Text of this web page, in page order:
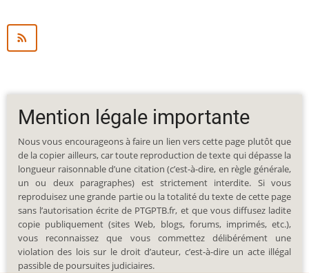
Mention légale importante
Nous vous encourageons à faire un lien vers cette page plutôt que
de la copier ailleurs, car toute reproduction de texte qui dépasse la
longueur raisonnable d’une citation (c’est-à-dire, en règle générale,
un ou deux paragraphes) est strictement interdite. Si vous
reproduisez une grande partie ou la totalité du texte de cette page
sans l’autorisation écrite de PTGPTB.fr, et que vous diffusez ladite
copie publiquement (sites Web, blogs, forums, imprimés, etc.),
vous reconnaissez que vous commettez délibérément une
violation des lois sur le droit d’auteur, c’est-à-dire un acte illégal
passible de poursuites judiciaires.